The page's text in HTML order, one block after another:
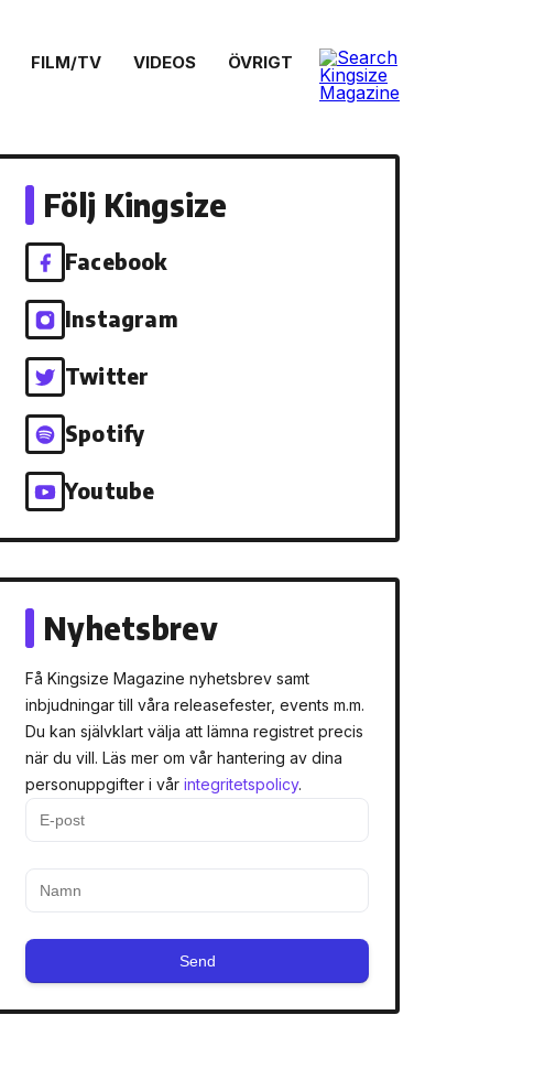
FILM/TV VIDEOS ÖVRIGT
Följ Kingsize
Facebook
Instagram
Twitter
Spotify
Youtube
Nyhetsbrev
Få Kingsize Magazine nyhetsbrev samt
inbjudningar till våra releasefester, events m.m.
Du kan självklart välja att lämna registret precis
när du vill. Läs mer om vår hantering av dina
personuppgifter i vår integritetspolicy.
Send